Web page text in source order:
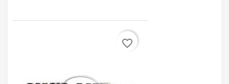
favorite_border